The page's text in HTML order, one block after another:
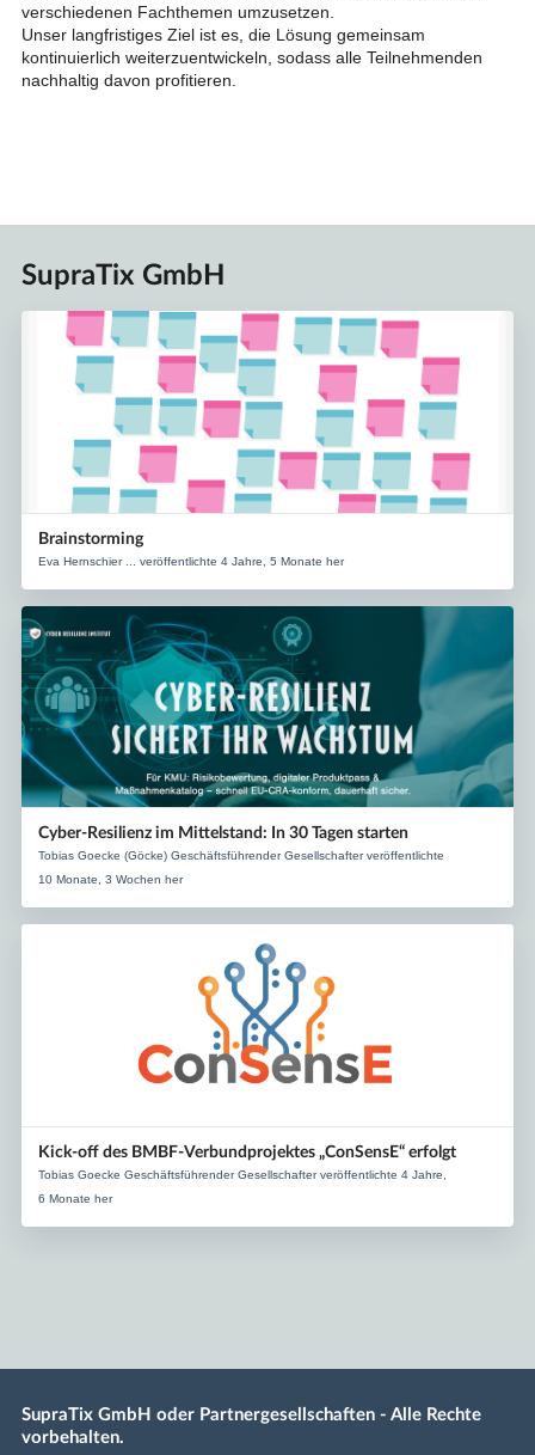
verschiedenen Fachthemen umzusetzen.
Unser langfristiges Ziel ist es, die Lösung gemeinsam
kontinuierlich weiterzuentwickeln, sodass alle Teilnehmenden
nachhaltig davon profitieren.
SupraTix GmbH
Brainstorming
Eva Hernschier ... veröffentlichte 4 Jahre, 5 Monate her
Cyber‑Resilienz im Mittelstand: In 30 Tagen starten
Tobias Goecke (Göcke) Geschäftsführender Gesellschafter veröffentlichte
10 Monate, 3 Wochen her
Kick-off des BMBF-Verbundprojektes „ConSensE“ erfolgt
Tobias Goecke Geschäftsführender Gesellschafter veröffentlichte 4 Jahre,
6 Monate her
SupraTix GmbH oder Partnergesellschaften - Alle Rechte
vorbehalten.